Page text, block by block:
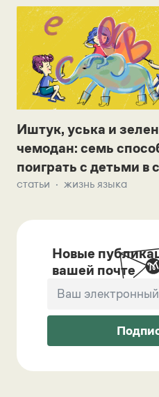
Иштук, уська и
чемодан: семь
поиграть с детьми в
статьи жизнь языка
Новые
вашей почте